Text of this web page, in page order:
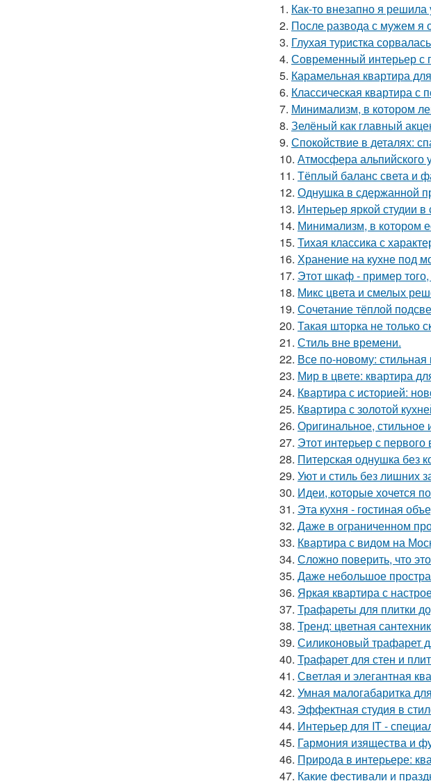
1. Как-то внезапно я
2. После развода с мужем я
3. Глухая туристка
4. Современный интерьер с
5. Карамельная квартира
6. Классическая квартира с
7. Минимализм, в котором
8. Зелёный как главный
9. Спокойствие в деталях:
10. Атмосфера альпийского
11. Тёплый баланс света и
12. Однушка в сдержанной
13. Интерьер яркой студии
14. Минимализм, в котором
15. Тихая классика с
16. Хранение на кухне под
17. Этот шкаф - пример
18. Микс цвета и смелых
19. Сочетание тёплой
20. Такая шторка не только
21. Стиль вне времени.
22. Все по-новому: стильная
23. Мир в цвете: квартира
24. Квартира с историей:
25. Квартира с золотой
26. Оригинальное,
27. Этот интерьер с
28. Питерская однушка без
29. Уют и стиль без лишних
30. Идеи, которые хочется
31. Эта кухня - гостиная
32. Даже в ограниченном
33. Квартира с видом на
34. Сложно поверить, что
35. Даже небольшое
36. Яркая квартира с
37. Трафареты для плитки
38. Тренд: цветная
39. Силиконовый трафарет
40. Трафарет для стен и
41. Светлая и элегантная
42. Умная малогабаритка
43. Эффектная студия в
44. Интерьер для IT -
45. Гармония изящества и
46. Природа в интерьере:
47. Какие фестивали и